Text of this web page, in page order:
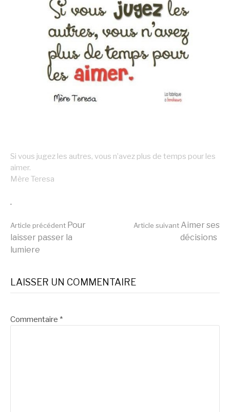
Si vous jugez les autres, vous n’avez plus de temps pour les
aimer.
Mère Teresa
.
Lire
suite
Article précédent Pour
laisser passer la
lumiere
Article suivant Aimer ses
décisions
LAISSER UN COMMENTAIRE
Commentaire *